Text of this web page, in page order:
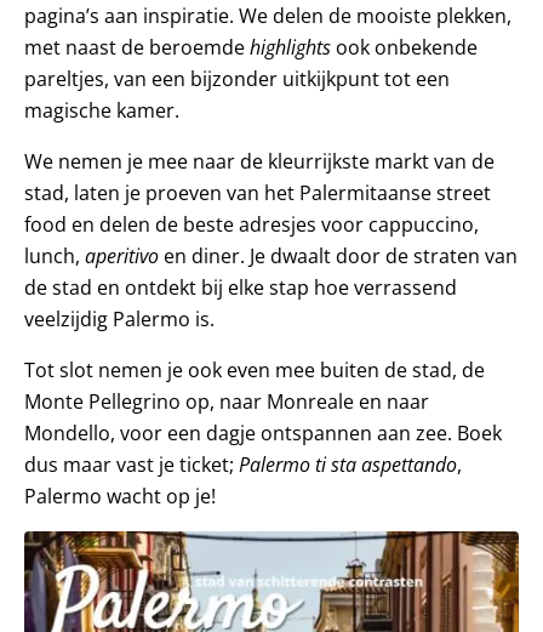
pagina’s aan inspiratie. We delen de mooiste plekken,
met naast de beroemdehighlights ook onbekende
pareltjes, van een bijzonder uitkijkpunt tot een
magische kamer.
We nemen je mee naar de kleurrijkste markt van de
stad, laten je proeven van het Palermitaanse street
food en delen de beste adresjes voor cappuccino,
lunch, aperitivo en diner. Je dwaalt door de straten van
de stad en ontdekt bij elke stap hoe verrassend
veelzijdig Palermo is.
Tot slot nemen je ook even mee buiten de stad, de
Monte Pellegrino op, naar Monreale en naar
Mondello, voor een dagje ontspannen aan zee. Boek
dus maar vast je ticket; Palermo ti sta aspettando,
Palermo wacht op je!